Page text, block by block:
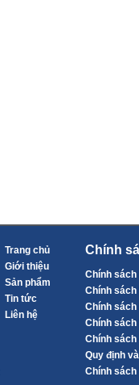
Trang chủ
Giới thiệu
Sản phẩm
Tin tức
Liên hệ
Chính
Chính sách
Chính
Chính sách
Chính sách
Chính
Quy định
Chính sách